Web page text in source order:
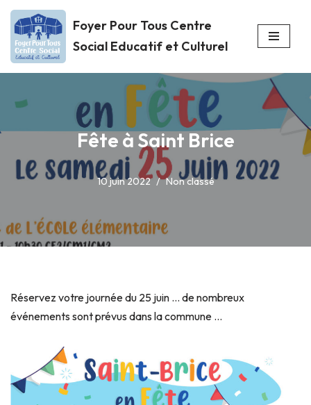
Aller
au
contenu
Foyer Pour Tous Centre
Social Educatif et Culturel
Fête à Saint Brice
10 juin 2022 Non classé
Réservez votre journée du 25 juin … de nombreux
événements sont prévus dans la commune …